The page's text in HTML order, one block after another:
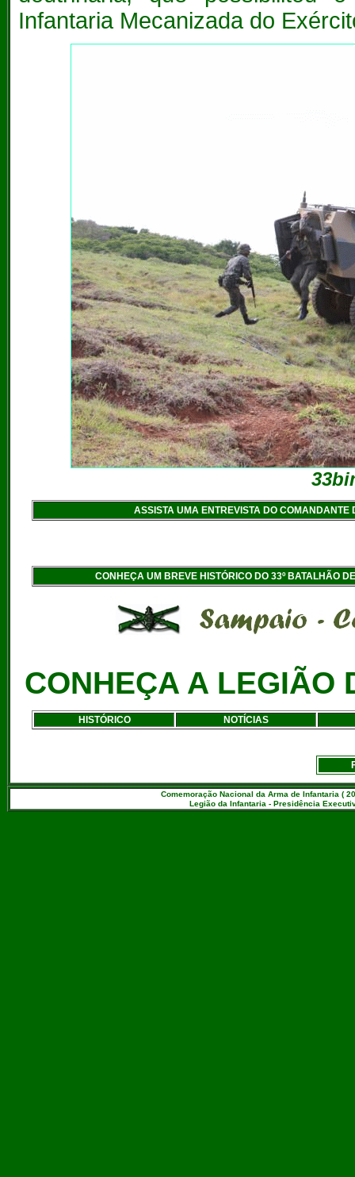
Infantaria Mecanizada do
ASSISTA UMA ENTREVISTA DO
CONHEÇA UM BREVE HISTÓRICO DO 33º BATALHÃO
CONHEÇA A LEGIÃO
HISTÓRICO NOTÍCIAS
Comemoração Nacional da Arma de Infantaria (
Legião da Infantaria - Presidência